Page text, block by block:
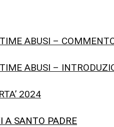
ABUSI –
ABUSI –
2024
A SANTO PADRE